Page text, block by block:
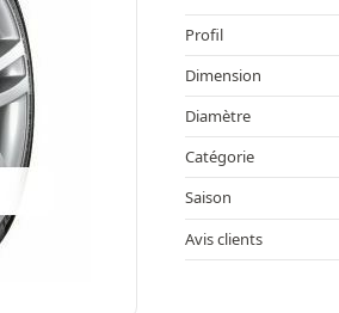
Profil
Dimension
Diamètre
Catégorie
Saison
Avis clients